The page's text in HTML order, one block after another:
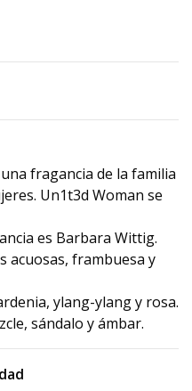
fragancia de la familia
Un1t3d Woman se
es Barbara Wittig.
acuosas, frambuesa y
ylang-ylang y rosa.
sándalo y ámbar.